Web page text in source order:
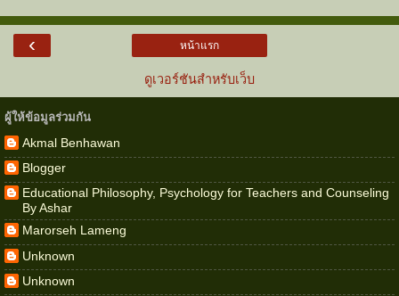
‹ หน้าแรก
ดูเวอร์ชันสำหรับเว็บ
ผู้ให้ข้อมูลร่วมกัน
Akmal Benhawan
Blogger
Educational Philosophy, Psychology for Teachers and Counseling
By Ashar
Marorseh Lameng
Unknown
Unknown